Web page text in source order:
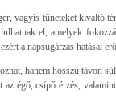
vagyis tüneteket kiváltó
el, amelyek
a napsugárzás hatásai
hanem hosszú távon
égő, csípő érzés,